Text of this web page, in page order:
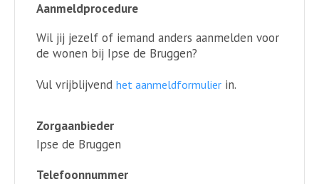
Aanmeldprocedure
Wil jij jezelf of iemand anders aanmelden voor
de wonen bij Ipse de Bruggen?
Vul vrijblijvend het aanmeldformulier in.
Zorgaanbieder
Ipse de Bruggen
Telefoonnummer